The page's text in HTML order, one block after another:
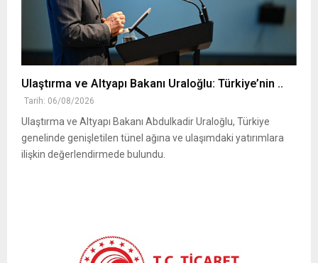
Ulaştırma ve Altyapı Bakanı Uraloğlu: Türkiye’nin ..
Tarih: 06/08/2026
Ulaştırma ve Altyapı Bakanı Abdulkadir Uraloğlu, Türkiye
genelinde genişletilen tünel ağına ve ulaşımdaki yatırımlara
ilişkin değerlendirmede bulundu.